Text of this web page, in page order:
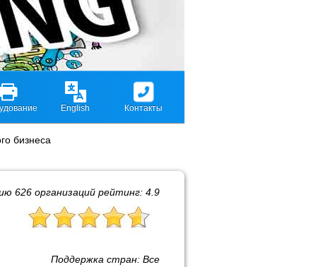
English Контакты
бизнеса
626 организаций рейтинг: 4.9
Поддержка стран: Все